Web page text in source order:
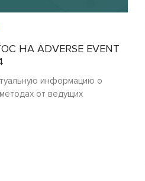
НА ADVERSE EVENT
информацию о
от ведущих